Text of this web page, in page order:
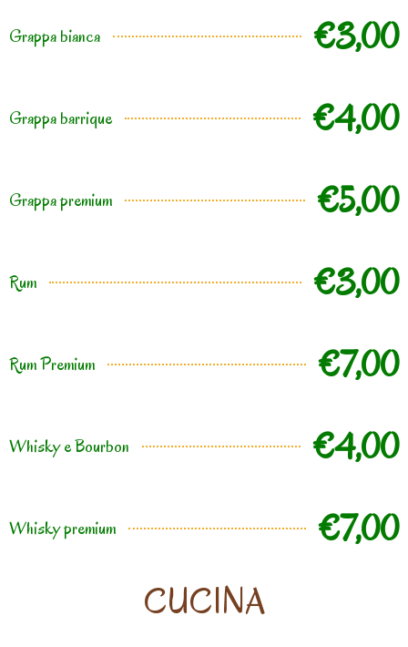
Grappa bianca €3,00
Grappa barrique €4,00
Grappa premium €5,00
Rum €3,00
Rum Premium €7,00
Whisky e Bourbon €4,00
Whisky premium
€7,00
CUCINA